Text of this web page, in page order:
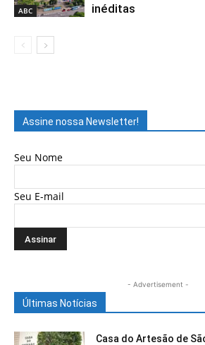
ABC
inéditas
Assine nossa Newsletter!
Seu Nome
Seu E-mail
- Advertisement -
Últimas Notícias
Casa do Artesão de